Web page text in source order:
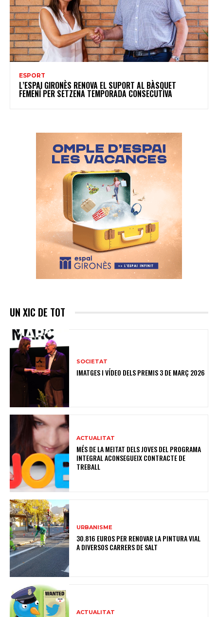
ESPORT
L’ESPAI GIRONÈS RENOVA EL SUPORT AL BÀSQUET
FEMENÍ PER SETZENA TEMPORADA CONSECUTIVA
UN XIC DE TOT
SOCIETAT
IMATGES I VÍDEO DELS PREMIS 3 DE MARÇ 2026
ACTUALITAT
MÉS DE LA MEITAT DELS JOVES DEL PROGRAMA
INTEGRAL ACONSEGUEIX CONTRACTE DE
TREBALL
URBANISME
30.816 EUROS PER RENOVAR LA PINTURA VIAL
A DIVERSOS CARRERS DE SALT
ACTUALITAT